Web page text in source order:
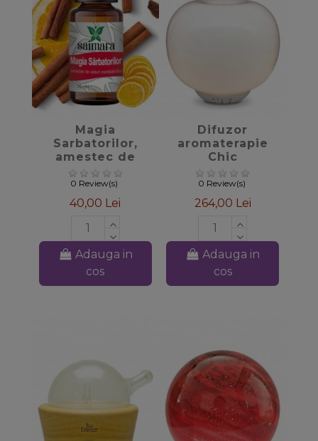
favorite_border
Magia
Sarbatorilor,
amestec de
uleiuri
esentiale, 10ml -
Saimara
0 Review(s)
40,00 Lei
Adauga in
cos
favorite_border
Difuzor
aromaterapie
Chic
0 Review(s)
264,00 Lei
Adauga in
cos